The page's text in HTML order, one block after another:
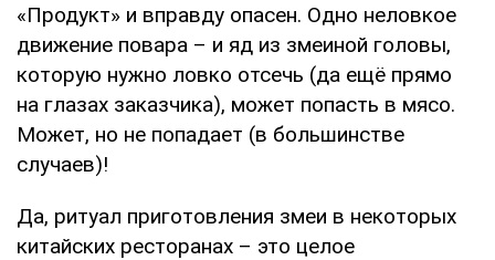
«Продукт» и вправду опасен. Одно неловкое
движение повара – и яд из змеиной головы,
которую нужно ловко отсечь (да ещё прямо
на глазах заказчика), может попасть в мясо.
Может, но не попадает (в большинстве
случаев)!
Да, ритуал приготовления змеи в некоторых
китайских ресторанах – это целое